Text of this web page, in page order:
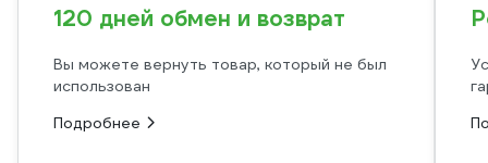
120 дней обмен и возврат
Вы можете вернуть товар, который не был
использован
Подробнее